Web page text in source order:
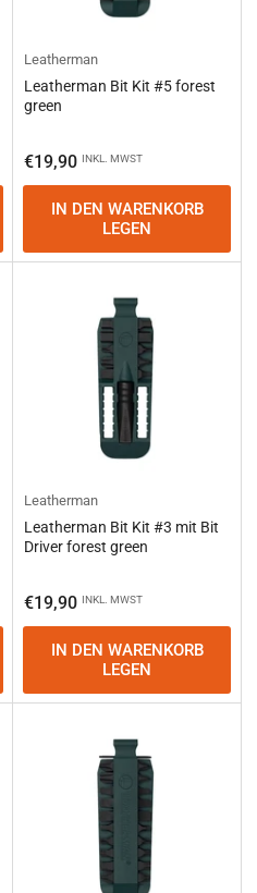
Leatherman
Leatherman Bit Kit #5 forest
green
Normaler
Preis
€19,90 INKL. MWST
IN DEN WARENKORB
LEGEN
Leatherman
Leatherman Bit Kit #3 mit Bit
Driver forest green
Normaler
Preis
€19,90 INKL. MWST
IN DEN WARENKORB
LEGEN